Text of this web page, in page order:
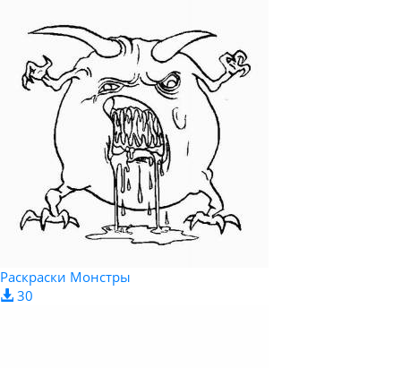
Раскраски Монстры
30